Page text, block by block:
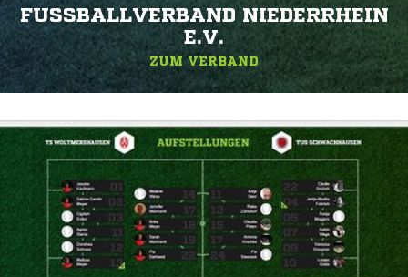
FUSSBALLVERBAND NIEDERRHEIN E
.V.
ZUM VERBAND